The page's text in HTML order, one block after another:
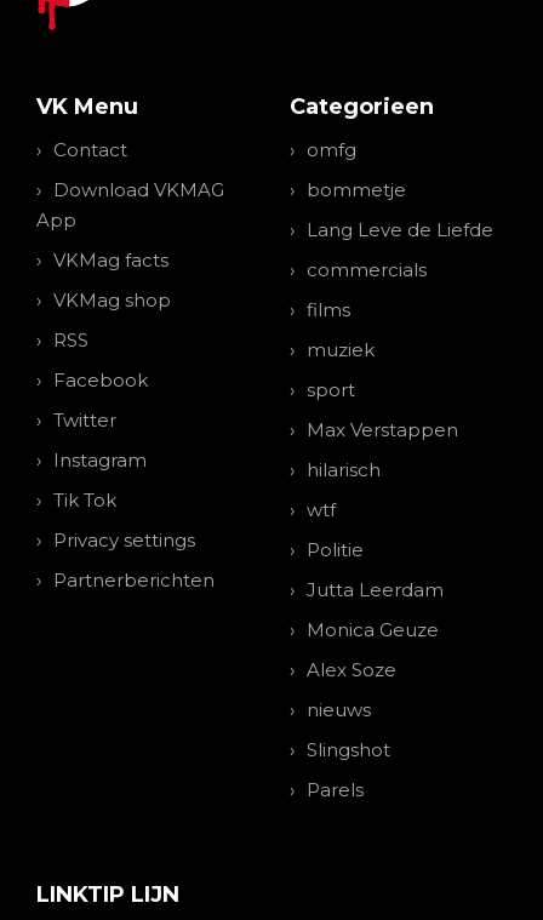
VK Menu
Contact
Download VKMAG
App
VKMag facts
VKMag shop
RSS
Facebook
Twitter
Instagram
Tik Tok
Privacy settings
Partnerberichten
Categorieen
omfg
bommetje
Lang Leve de Liefde
commercials
films
muziek
sport
Max Verstappen
hilarisch
wtf
Politie
Jutta Leerdam
Monica Geuze
Alex Soze
nieuws
Slingshot
Parels
LINKTIP LIJN